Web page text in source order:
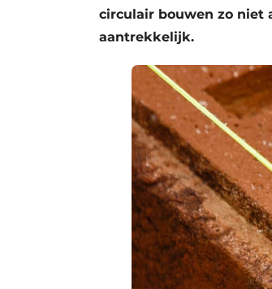
circulair bouwen zo niet
aantrekkelijk.